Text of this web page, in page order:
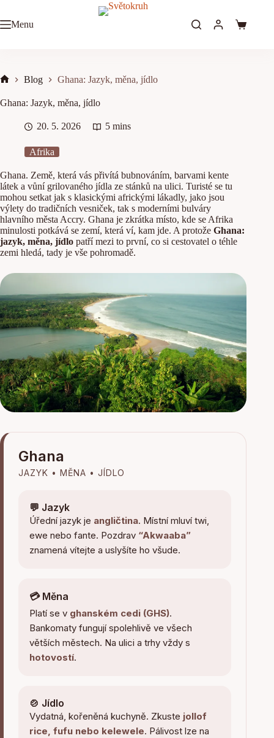
content
Menu
Shopping
Blog Ghana: Jazyk, měna, jídlo
Ghana: Jazyk, měna, jídlo
20. 5. 2026 5 mins
Afrika
Ghana. Země, která vás přivítá bubnováním, barvami kente
látek a vůní grilovaného jídla ze stánků na ulici. Turisté se tu
mohou setkat jak s klasickými africkými lákadly, jako jsou
výlety do tradičních vesniček, tak s moderními bulváry
hlavního města Accry. Ghana je zkrátka místo, kde se Afrika
minulosti potkává se zemí, která ví, kam jde. A protože Ghana:
jazyk, měna, jídlo patří mezi to první, co si cestovatel o téhle
zemi hledá, tady je vše pohromadě.
Ghana
JAZYK • MĚNA • JÍDLO
💬 Jazyk
Úřední jazyk je angličtina. Místní mluví twi,
ewe nebo fante. Pozdrav “Akwaaba”
znamená vítejte a uslyšíte ho všude.
💳 Měna
Platí se v ghanském cedi (GHS).
Bankomaty fungují spolehlivě ve všech
větších městech. Na ulici a trhy vždy s
hotovostí.
🍲 Jídlo
Vydatná, kořeněná kuchyně. Zkuste jollof
rice, fufu nebo kelewele. Pálivost lze na